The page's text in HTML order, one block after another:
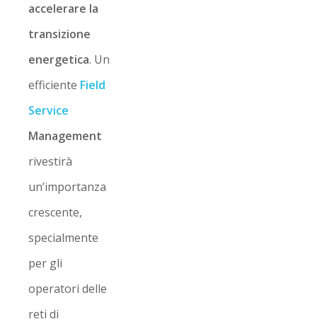
accelerare la
transizione
energetica. Un
efficiente Field
Service
Management
rivestirà
un’importanza
crescente,
specialmente
per gli
operatori delle
reti di